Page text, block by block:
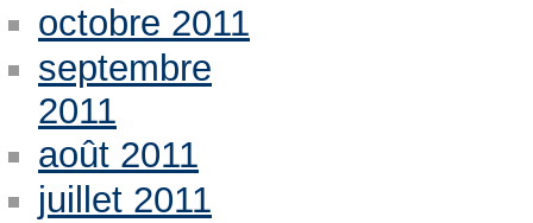
octobre 2011
septembre
2011
août 2011
juillet 2011